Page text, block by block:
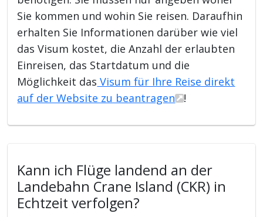
Sie kommen und wohin Sie reisen. Daraufhin
erhalten Sie Informationen darüber wie viel
das Visum kostet, die Anzahl der erlaubten
Einreisen, das Startdatum und die
Möglichkeit das Visum für Ihre Reise direkt
auf der Website zu beantragen
!
Kann ich Flüge landend an der
Landebahn Crane Island (CKR) in
Echtzeit verfolgen?